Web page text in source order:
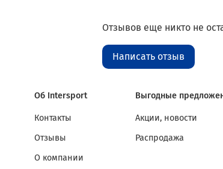
Отзывов еще никто не
Написать отзыв
Об Intersport
Контакты
Отзывы
О компании
Выгодные
Акции, новости
Распродажа